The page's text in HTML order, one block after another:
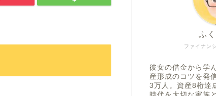
ファイナン
ふ
彼女の借金から学
産形成のコツを発
3万人。資産8桁達